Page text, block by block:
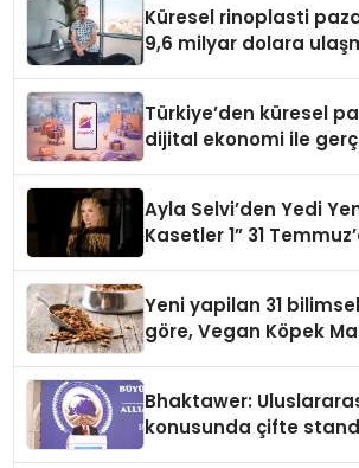
Küresel rinoplasti
9,6 milyar dolara
Türkiye’den küresel
dijital ekonomi ile
Ayla Selvi’den Yedi
Kasetler 1” 31
Yeni yapilan 31
göre, Vegan Köpek
Bhaktawer:
konusunda çifte